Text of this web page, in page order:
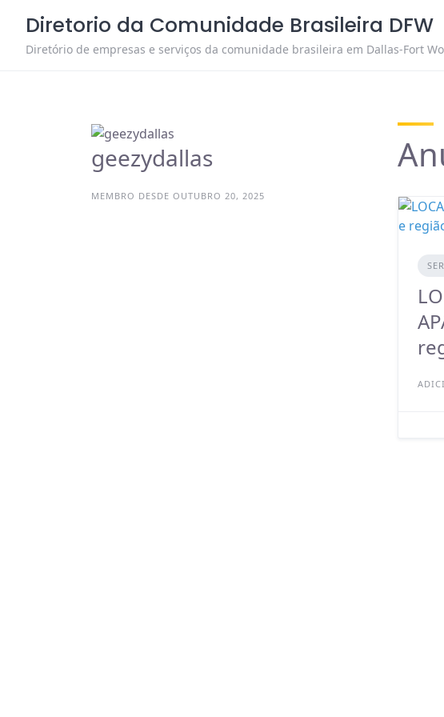
content
Diretorio da Comunidade Brasileira DFW
Diretório de empresas e serviços da comunidade brasileira em Dallas-Fort
geezydallas
MEMBRO DESDE OUTUBRO 20, 2025